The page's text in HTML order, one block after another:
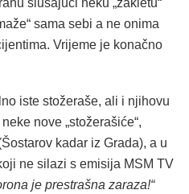
slušajući neku „zakletu“
sama sebi a ne onima
Vrijeme je konačno
iste stožeraše, ali i njihovu
nove „stožerašiće“,
kadar iz Grada), a u
ne silazi s emisija MSM TV
je prestrašna zaraza!“